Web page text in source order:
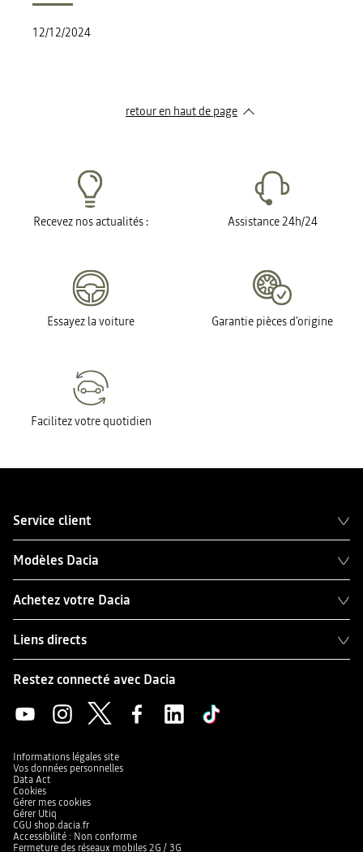
12/12/2024
retour en haut de page​
Recevez nos actualités : Assistance 24h/24
Essayez la voiture Garantie pièces d'origine
Facilitez votre quotidien
Service client
Modèles Dacia
Achetez votre Dacia
Liens directs
Restez connecté avec Dacia
Informations légales site
Vos données personnelles
Data Act
Cookies
Gérer mes cookies
Gérer Utiq
CGU shop.dacia.fr
Accessibilité : Non conforme
Fermeture des réseaux mobiles 2G / 3G